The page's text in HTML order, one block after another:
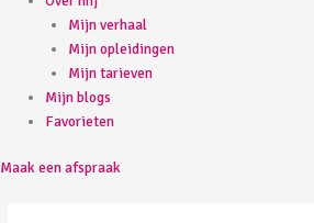
Mijn verhaal
Mijn opleidingen
Mijn tarieven
Mijn blogs
Favorieten
Maak een afspraak